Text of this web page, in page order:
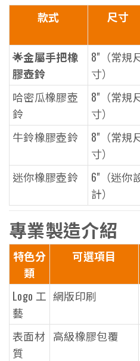
款式 尺寸
🌟金屬手把橡
膠壺鈴
8"（常規
寸）
哈密瓜橡膠壺
鈴
8"（常規
寸）
牛鈴橡膠壺鈴
8"（常規
寸）
迷你橡膠壺鈴
6"（迷你
計）
專業製造介紹
特色分
類
可選項目
Logo 工
藝
網版印刷
表面材
質
高級橡膠包覆